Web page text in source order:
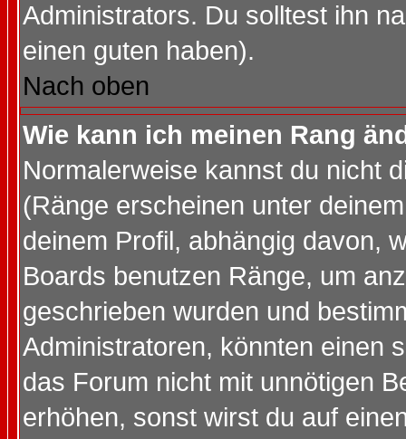
Administrators. Du solltest ihn
einen guten haben).
Nach oben
Wie kann ich meinen Rang
Normalerweise kannst du nicht
(Ränge erscheinen unter
deinem Profil, abhängig davon,
Boards benutzen Ränge, um
geschrieben wurden und
Administratoren, könnten einen
das Forum nicht mit unnötigen
erhöhen, sonst wirst du auf